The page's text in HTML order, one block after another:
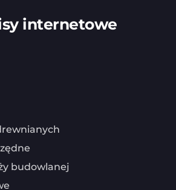
internetowe
budowlanej